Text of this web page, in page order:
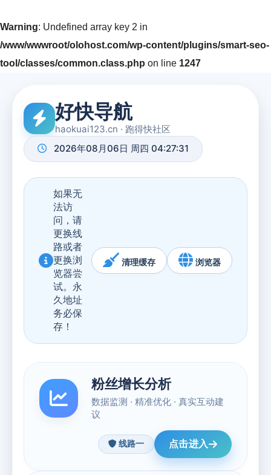
Warning: Undefined array key 2 in
/www/wwwroot/olohost.com/wp-content/plugins/smart-seo-
tool/classes/common.class.php on line 1247